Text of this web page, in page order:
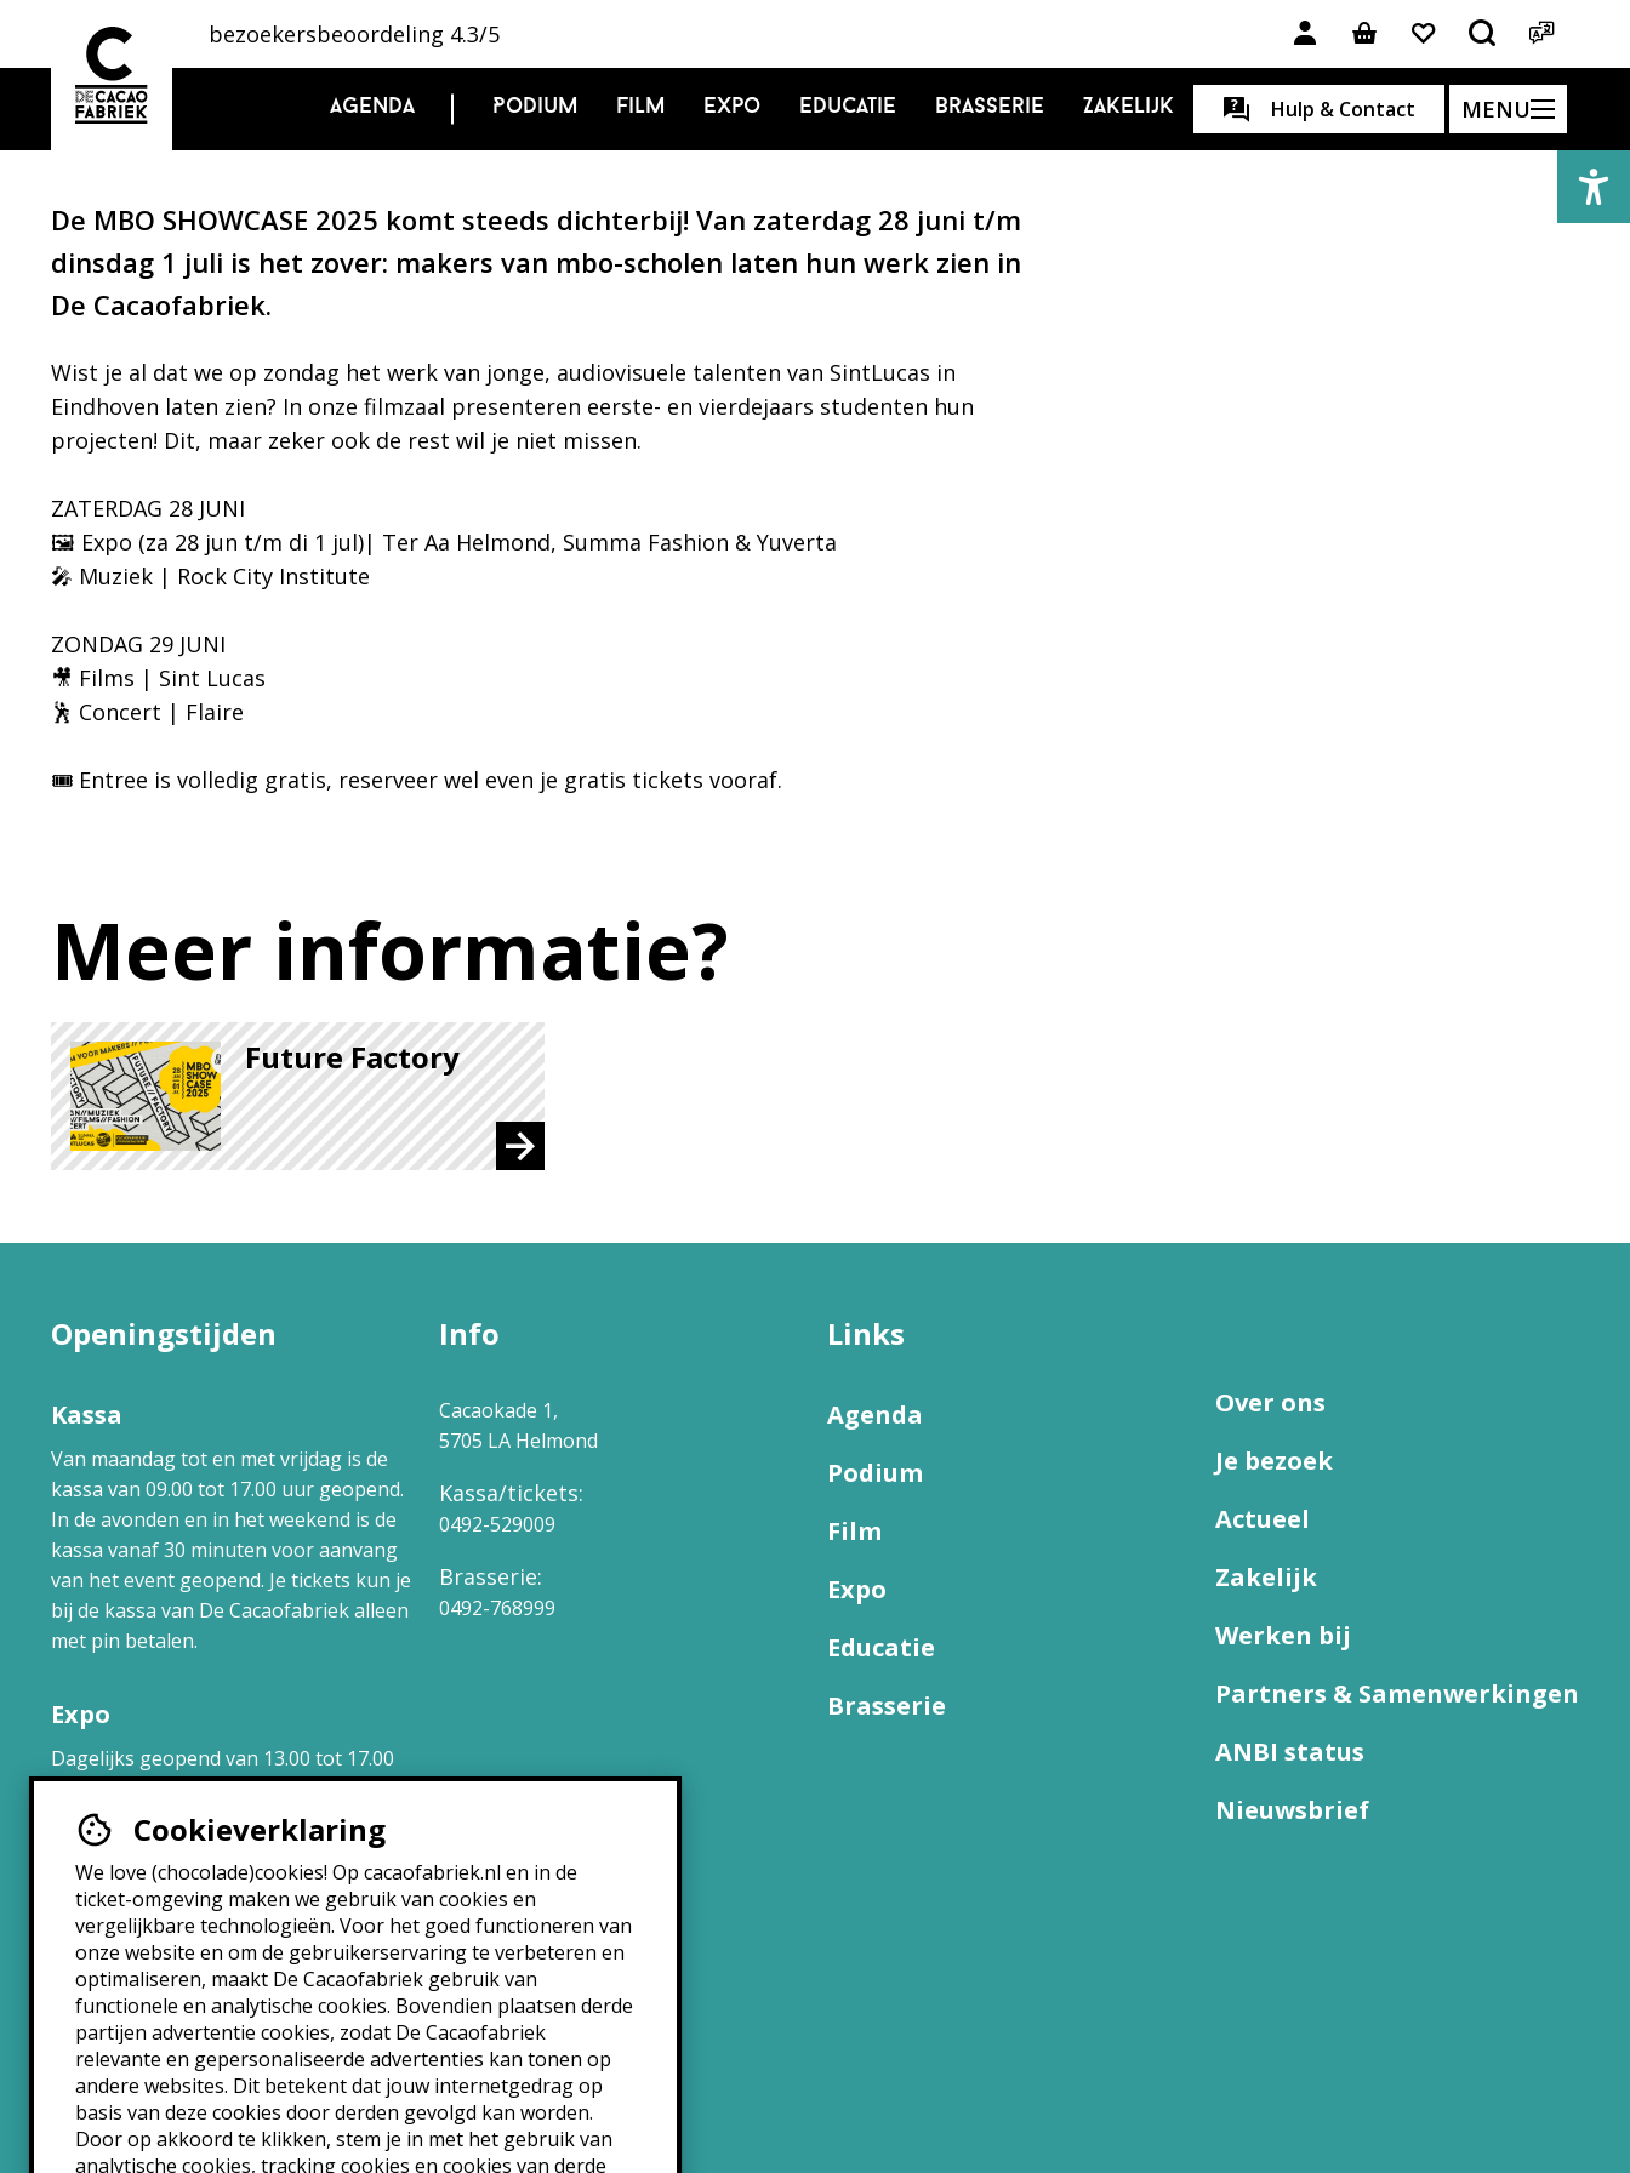
Cookieverklaring
We love (chocolade)cookies! Op cacaofabriek.nl en in de
ticket-omgeving maken we gebruik van cookies en
vergelijkbare technologieën. Voor het goed functioneren van
onze website en om de gebruikerservaring te verbeteren en
optimaliseren, maakt De Cacaofabriek gebruik van
functionele en analytische cookies. Bovendien plaatsen derde
partijen advertentie cookies, zodat De Cacaofabriek
relevante en gepersonaliseerde advertenties kan tonen op
andere websites. Dit betekent dat jouw internetgedrag op
basis van deze cookies door derden gevolgd kan worden.
Door op akkoord te klikken, stem je in met het gebruik van
analytische cookies, tracking cookies en cookies van derde
bezoekersbeoordeling 4.3/5
Agenda Podium Film Expo Educatie Brasserie Zakelijk Hulp & Contact MENU
De MBO SHOWCASE 2025 komt steeds dichterbij! Van zaterdag 28 juni t/m
dinsdag 1 juli is het zover: makers van mbo-scholen laten hun werk zien in
De Cacaofabriek.
Wist je al dat we op zondag het werk van jonge, audiovisuele talenten van SintLucas in
Eindhoven laten zien? In onze filmzaal presenteren eerste- en vierdejaars studenten hun
projecten! Dit, maar zeker ook de rest wil je niet missen.
ZATERDAG 28 JUNI
🖼️ Expo (za 28 jun t/m di 1 jul)| Ter Aa Helmond, Summa Fashion & Yuverta
🎤 Muziek | Rock City Institute
ZONDAG 29 JUNI
🎥 Films | Sint Lucas
🕺 Concert | Flaire
🎟️ Entree is volledig gratis, reserveer wel even je gratis tickets vooraf.
Meer informatie?
Future Factory
Openingstijden
Kassa
Van maandag tot en met vrijdag is de
kassa van 09.00 tot 17.00 uur geopend.
In de avonden en in het weekend is de
kassa vanaf 30 minuten voor aanvang
van het event geopend. Je tickets kun je
bij de kassa van De Cacaofabriek alleen
met pin betalen.
Expo
Dagelijks geopend van 13.00 tot 17.00
uur.
Brasserie
Maandag: 10:30 – 22:30
Dinsdag: 10:30 – 22:30
Woensdag: 10:30 – 22:30
Donderdag: 10:30 – 00:00
Vrijdag: 10:30 – 00:00
Zaterdag: 10:30 – 00:00
Zondag: 10:30 – 22:30
Info
Cacaokade 1,
5705 LA Helmond
Kassa/tickets:
0492-529009
Brasserie:
0492-768999
Links
Agenda
Podium
Film
Expo
Educatie
Brasserie
Over ons
Je bezoek
Actueel
Zakelijk
Werken bij
Partners & Samenwerkingen
ANBI status
Nieuwsbrief